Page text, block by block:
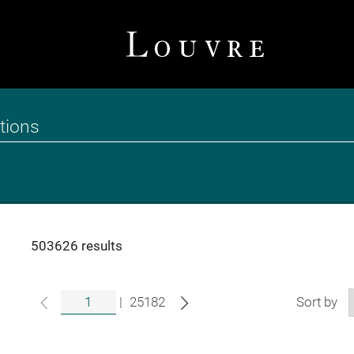
503626 results
| 25182 Sort by